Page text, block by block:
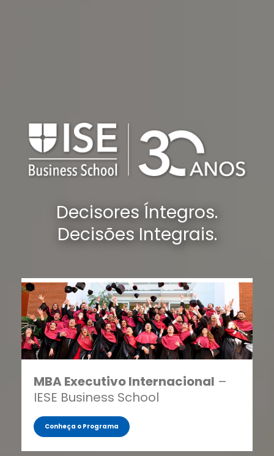
Decisores Íntegros.
Decisões Integrais.
MBA Executivo Internacional –
IESE Business School
Conheça o Programa